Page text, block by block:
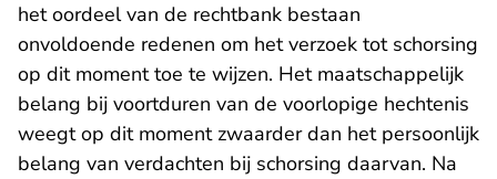
het oordeel van de rechtbank bestaan
onvoldoende redenen om het verzoek tot schorsing
op dit moment toe te wijzen. Het maatschappelijk
belang bij voortduren van de voorlopige hechtenis
weegt op dit moment zwaarder dan het persoonlijk
belang van verdachten bij schorsing daarvan. Na